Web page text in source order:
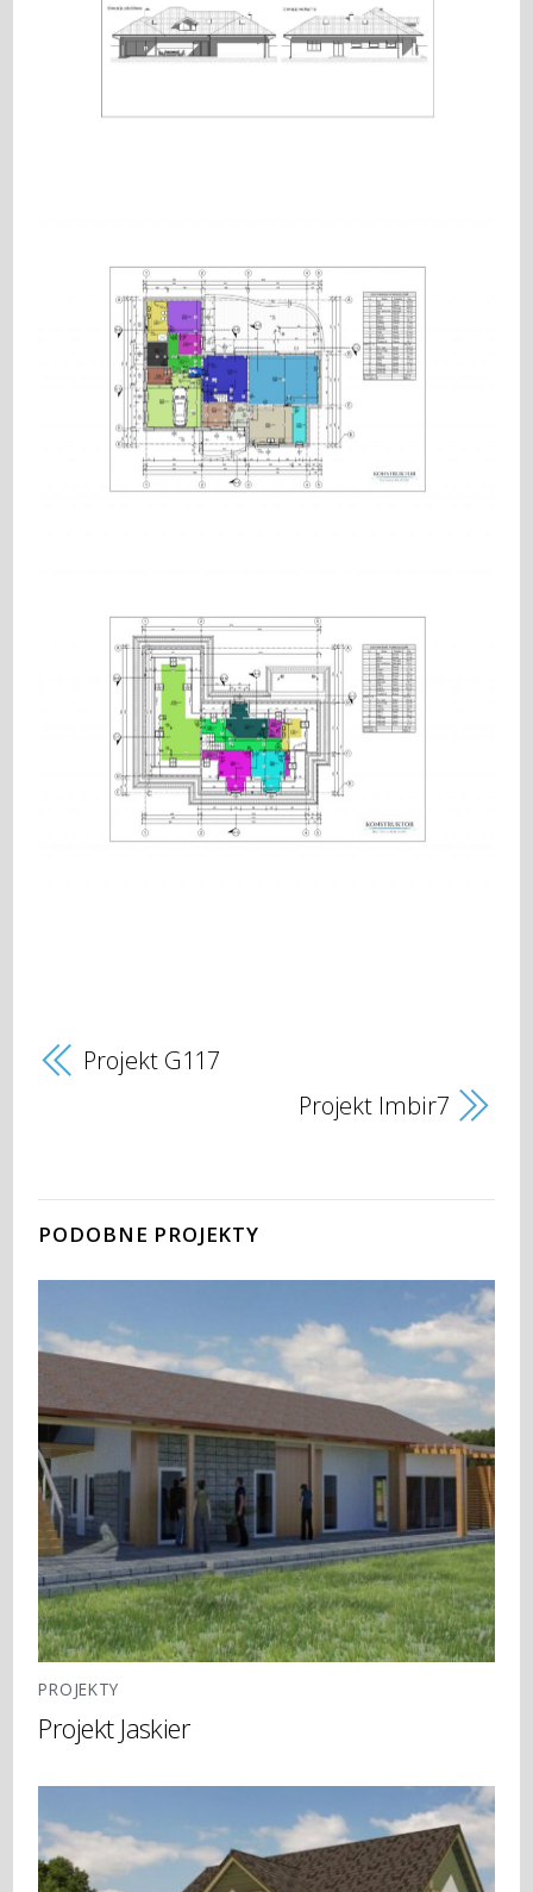
Projekt G117
Projekt Imbir7
PODOBNE PROJEKTY
PROJEKTY
Projekt Jaskier